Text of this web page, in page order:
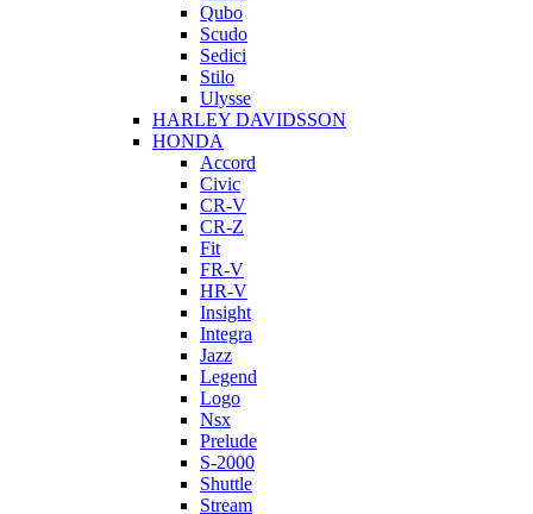
Qubo
Scudo
Sedici
Stilo
Ulysse
HARLEY DAVIDSSON
HONDA
Accord
Civic
CR-V
CR-Z
Fit
FR-V
HR-V
Insight
Integra
Jazz
Legend
Logo
Nsx
Prelude
S-2000
Shuttle
Stream